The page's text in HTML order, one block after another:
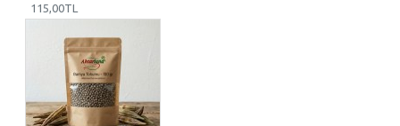
115,00TL